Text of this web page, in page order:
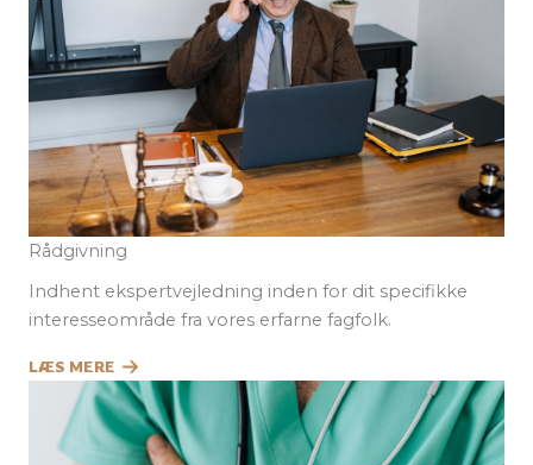
Rådgivning
Indhent ekspertvejledning inden for dit specifikke
interesseområde fra vores erfarne fagfolk.
LÆS MERE